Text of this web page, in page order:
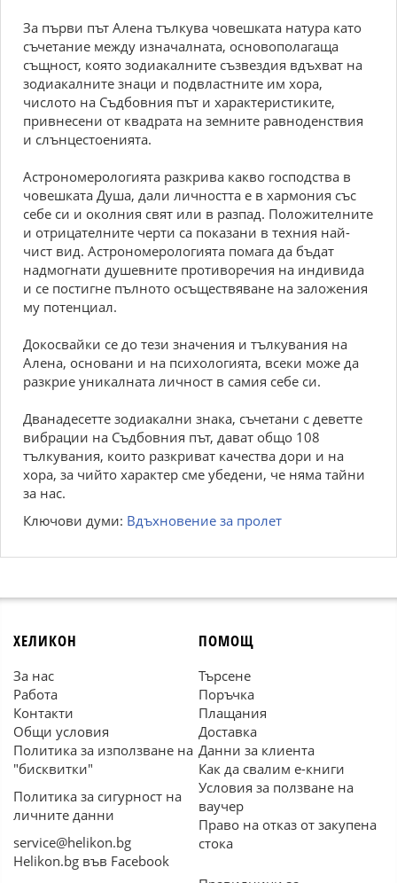
За първи път Алена тълкува човешката натура като
съчетание между изначалната, основополагаща
същност, която зодиакалните съзвездия вдъхват на
зодиакалните знаци и подвластните им хора,
числото на Съдбовния път и характеристиките,
привнесени от квадрата на земните равноденствия
и слънцестоенията.
Астрономерологията разкрива какво господства в
човешката Душа, дали личността е в хармония със
себе си и околния свят или в разпад. Положителните
и отрицателните черти са показани в техния най-
чист вид. Астрономерологията помага да бъдат
надмогнати душевните противоречия на индивида
и се постигне пълното осъществяване на заложения
му потенциал.
Докосвайки се до тези значения и тълкувания на
Алена, основани и на психологията, всеки може да
разкрие уникалната личност в самия себе си.
Дванадесетте зодиакални знака, съчетани с деветте
вибрации на Съдбовния път, дават общо 108
тълкувания, които разкриват качества дори и на
хора, за чийто характер сме убедени, че няма тайни
за нас.
Ключови думи: Вдъхновение за пролет
ХЕЛИКОН
За нас
Работа
Контакти
Общи условия
Политика за използване на
"бисквитки"
Политика за сигурност на
личните данни
service@helikon.bg
Helikon.bg във Facebook
ПОМОЩ
Търсене
Поръчка
Плащания
Доставка
Данни за клиента
Как да свалим е-книги
Условия за ползване на
ваучер
Право на отказ от закупена
стока